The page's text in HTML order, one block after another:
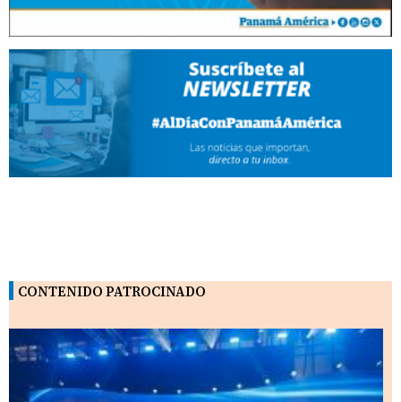
CONTENIDO PATROCINADO